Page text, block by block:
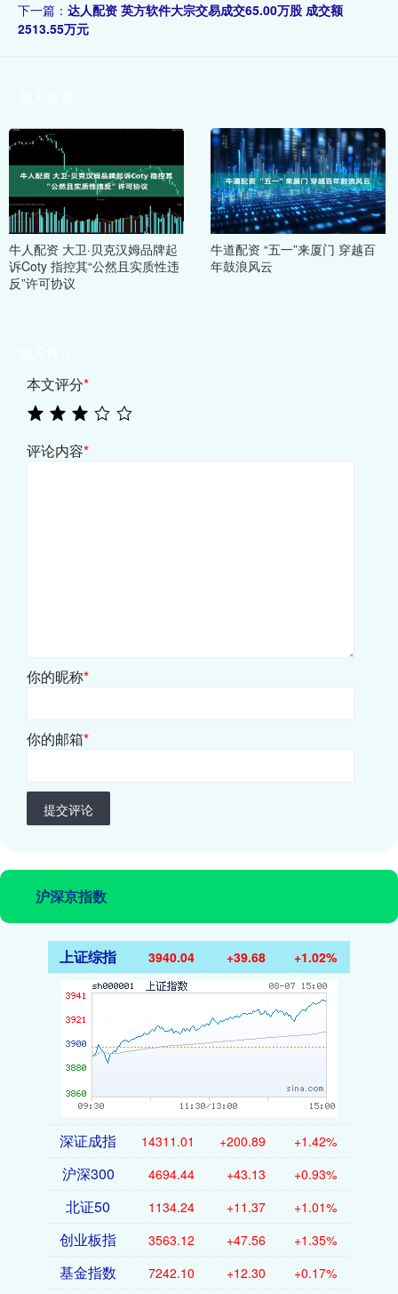
下一篇： 达人配资 英方软件大宗交易成交65.00万股 成交额
2513.55万元
牛人配资 大卫·贝克汉姆品牌起
诉Coty 指控其“公然且实质性违
反”许可协议
牛道配资 “五一”来厦门 穿越百
年鼓浪风云
本文评分*
评论内容*
你的昵称*
你的邮箱*
提交评论
沪深京指数
上证综指 3940.04 +39.68 +1.02%
深证成指 14311.01 +200.89 +1.42%
沪深300 4694.44 +43.13 +0.93%
北证50 1134.24 +11.37 +1.01%
创业板指 3563.12 +47.56 +1.35%
基金指数 7242.10 +12.30 +0.17%